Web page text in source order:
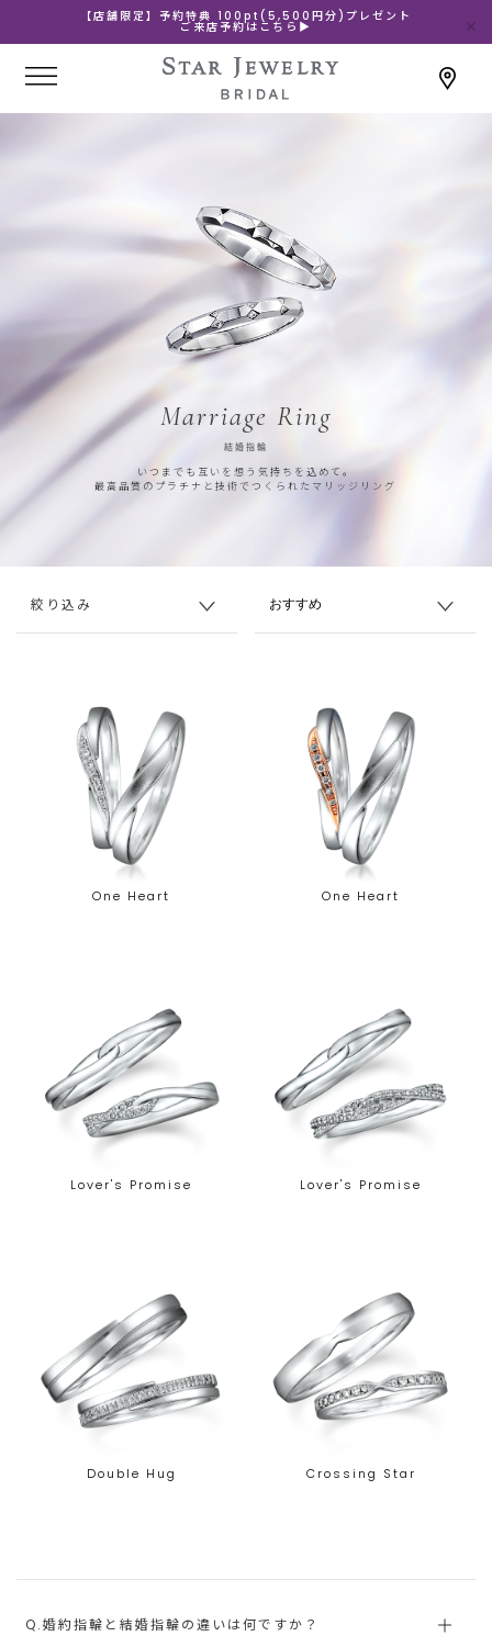
【店舗限定】予約特典 100pt(5,500円分)プレゼント
ご来店予約はこちら▶
Marriage Ring
結婚指輪
いつまでも互いを想う気持ちを込めて。
最高品質のプラチナと技術でつくられたマリッジリング
絞り込み
One Heart One Heart
Lover's Promise Lover's Promise
Double Hug Crossing Star
Q.婚約指輪と結婚指輪の違いは何ですか？